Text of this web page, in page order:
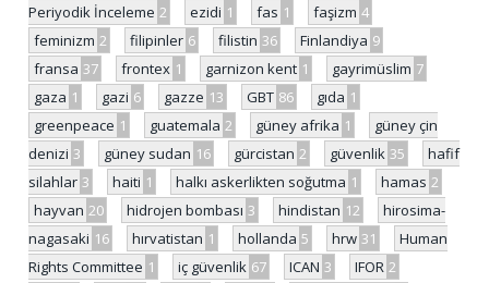
Periyodik İnceleme 2 ezidi 1 fas 1 faşizm 4
feminizm 2 filipinler 6 filistin 36 Finlandiya 9
fransa 37 frontex 1 garnizon kent 1 gayrimüslim 7
gaza 1 gazi 6 gazze 13 GBT 86 gıda 1
greenpeace 1 guatemala 2 güney afrika 1
güney çin
denizi 3 güney sudan 16 gürcistan 2 güvenlik 35
hafif
silahlar 3 haiti 1 halkı askerlikten soğutma 1 hamas 2
hayvan 20 hidrojen bombası 3 hindistan 12
hirosima-
nagasaki 16 hırvatistan 1 hollanda 5 hrw 31
Human
Rights Committee 1 iç güvenlik 67 ICAN 3 IFOR 2